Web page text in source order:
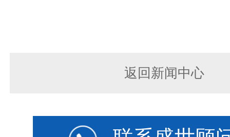
返回新闻中心